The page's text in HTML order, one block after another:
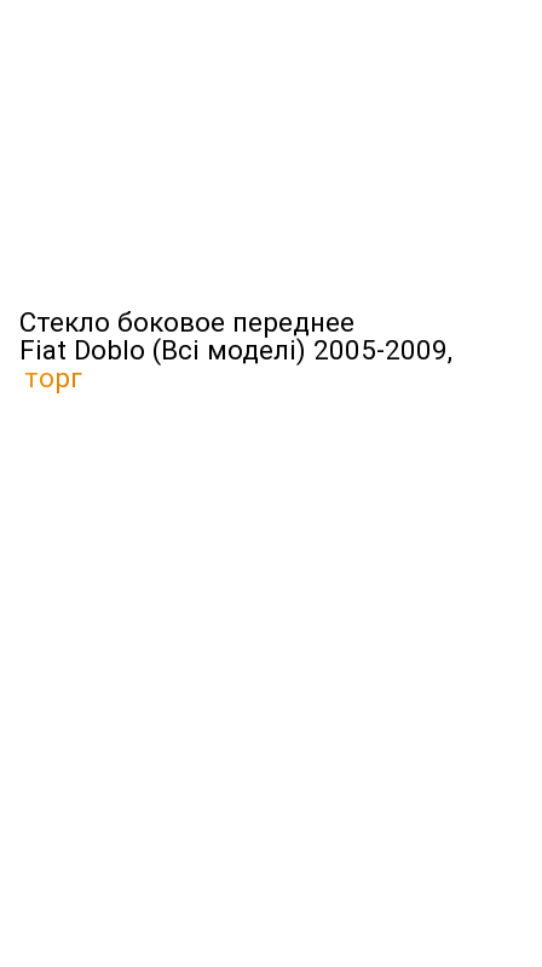
Стекло боковое переднее
Fiat Doblo (Всі моделі) 2005-2009,
торг